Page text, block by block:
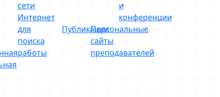
сети
Интернет
для
поиска
работы
и
конференции
ПубликацииПерсональные
сайты
преподавателей